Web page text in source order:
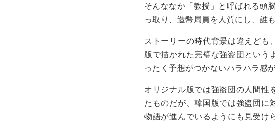
そんななか「教授」と呼ばれる頭
っ取り、造幣局員を人質にし、誰
ストーリーの時代背景は違えども
版で描かれた完璧な強盗団という
ったく予想がつかないハラハラ感が
オリジナル版では強盗団の人間性
たものだが、韓国版では強盗団に
物語が進んでいるようにも見受け